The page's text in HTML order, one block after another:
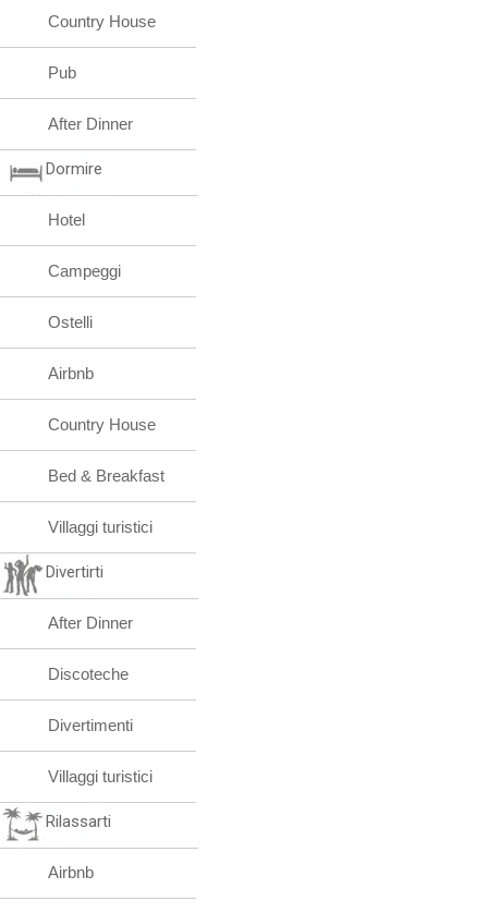
Country House
Pub
After Dinner
Dormire
Hotel
Campeggi
Ostelli
Airbnb
Country House
Bed & Breakfast
Villaggi turistici
Divertirti
After Dinner
Discoteche
Divertimenti
Villaggi turistici
Rilassarti
Airbnb